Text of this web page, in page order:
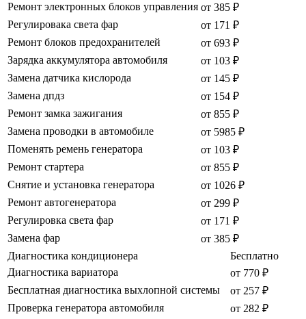
Ремонт электронных блоков управления от 385 ₽
Регулировака света фар
от 171 ₽
Ремонт блоков предохранителей
от 693 ₽
Зарядка аккумулятора автомобиля
от 103 ₽
Замена датчика кислорода
от 145 ₽
Замена дпдз
от 154 ₽
Ремонт замка зажигания
от 855 ₽
Замена проводки в автомобиле
от 5985 ₽
Поменять ремень генератора
от 103 ₽
Ремонт стартера
от 855 ₽
Снятие и установка генератора
от 1026 ₽
Ремонт автогенератора
от 299 ₽
Регулировка света фар
от 171 ₽
Замена фар
от 385 ₽
Диагностика кондиционера
Бесплатно
Диагностика вариатора
от 770 ₽
Бесплатная диагностика выхлопной системы
от 257 ₽
Проверка генератора автомобиля
от 282 ₽